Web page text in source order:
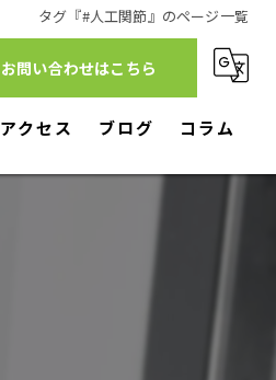
タグ『#人工関節』のページ一覧
お問い合わせはこちら
アクセス ブログ コラム